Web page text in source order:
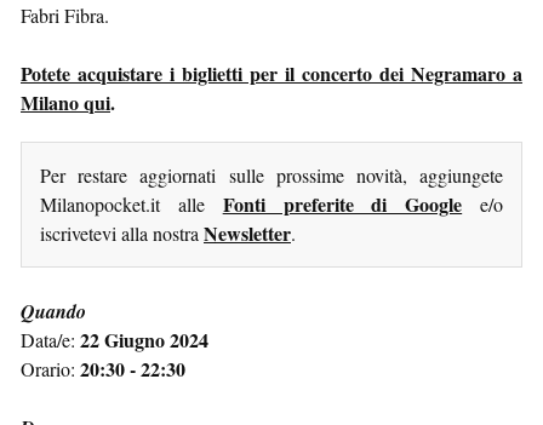
Fabri Fibra.
Potete acquistare i biglietti per il concerto dei Negramaro a
Milano qui.
Per restare aggiornati sulle prossime novità, aggiungete
Milanopocket.it alle Fonti preferite di Google e/o
iscrivetevi alla nostra Newsletter.
Quando
Data/e: 22 Giugno 2024
Orario: 20:30 - 22:30